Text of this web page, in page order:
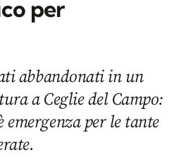
per
abbandonati in un
a Ceglie del Campo:
emergenza per le tante